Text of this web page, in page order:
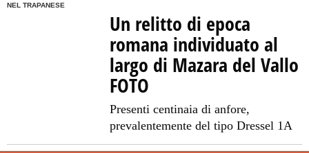
NEL TRAPANESE
Un relitto di epoca
romana individuato al
largo di Mazara del Vallo
FOTO
Presenti centinaia di anfore,
prevalentemente del tipo Dressel 1A